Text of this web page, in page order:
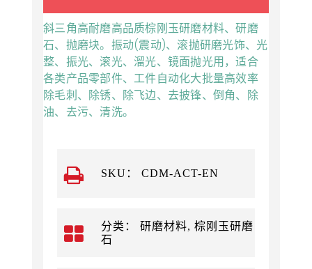
斜三角高耐磨高品质棕刚玉研磨材料、研磨
石、抛磨块。振动(震动)、滚抛研磨光饰、光
整、振光、滚光、溜光、镜面抛光用，适合
各类产品零部件、工件自动化大批量高效率
除毛刺、除锈、除飞边、去披锋、倒角、除
油、去污、清洗。
SKU： CDM-ACT-EN
分类： 研磨材料, 棕刚玉研磨
石